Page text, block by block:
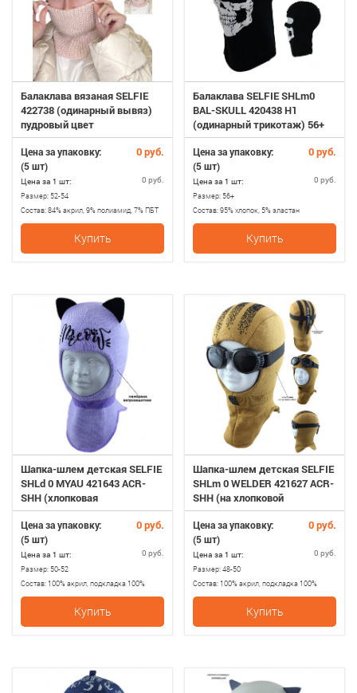
Балаклава вязаная SELFIE
422738 (одинарный вывяз)
пудровый цвет
Цена за упаковку: 0 руб.
(5 шт)
Цена за 1 шт: 0 руб.
Размер:52-54
Состав:84% акрил, 9% полиамид, 7% ПБТ
Купить
Балаклава SELFIE SHLm0
BAL-SKULL 420438 H1
(одинарный трикотаж) 56+
Цена за упаковку: 0 руб.
(5 шт)
Цена за 1 шт: 0 руб.
Размер:56+
Состав:95% хлопок, 5% эластан
Купить
Шапка-шлем детская SELFIE
SHLd 0 MYAU 421643 ACR-
SHH (хлопковая
подкладка+утеп.SHELTER)
Цена за упаковку: 0 руб.
(5 шт)
Цена за 1 шт: 0 руб.
Размер:50-52
Состав:100% акрил, подкладка 100%
хлопопок, мембрана ветрозащитная,
утеплитель SHELTERКупить
Шапка-шлем детская SELFIE
SHLm 0 WELDER 421627 ACR-
SHH (на хлопковой
подкладке+SHELTER)
Цена за упаковку: 0 руб.
(5 шт)
Цена за 1 шт: 0 руб.
Размер:48-50
Состав:100% акрил, подкладка 100%
хлопопок+утеплитель SHELTER
Купить